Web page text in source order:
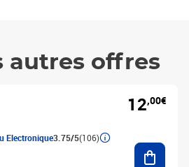
autres offres
Electronique3.75/5(106)
12,00€